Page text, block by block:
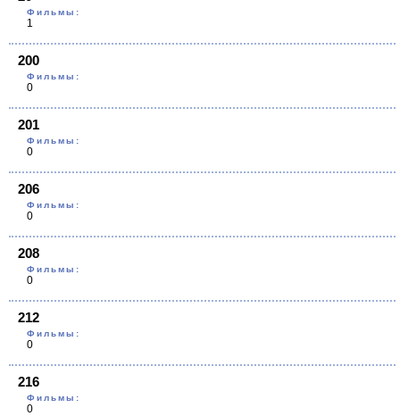
Фильмы:
1
200
Фильмы:
0
201
Фильмы:
0
206
Фильмы:
0
208
Фильмы:
0
212
Фильмы:
0
216
Фильмы:
0